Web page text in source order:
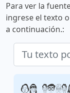
Para ver la
ingrese el texto
a continuación.:
Tu